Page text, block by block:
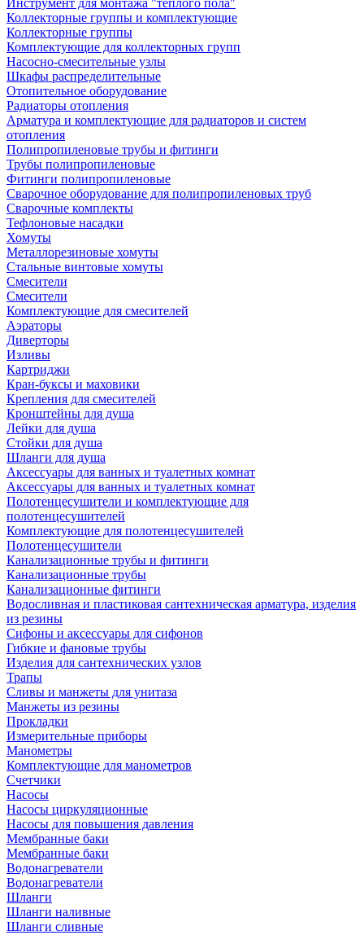
Инструмент для монтажа "теплого пола"
Коллекторные группы и комплектующие
Коллекторные группы
Комплектующие для коллекторных групп
Насосно-смесительные узлы
Шкафы распределительные
Отопительное оборудование
Радиаторы отопления
Арматура и комплектующие для радиаторов и систем
отопления
Полипропиленовые трубы и фитинги
Трубы полипропиленовые
Фитинги полипропиленовые
Сварочное оборудование для полипропиленовых труб
Сварочные комплекты
Тефлоновые насадки
Хомуты
Металлорезиновые хомуты
Стальные винтовые хомуты
Смесители
Смесители
Комплектующие для смесителей
Аэраторы
Диверторы
Изливы
Картриджи
Кран-буксы и маховики
Крепления для смесителей
Кронштейны для душа
Лейки для душа
Стойки для душа
Шланги для душа
Аксессуары для ванных и туалетных комнат
Аксессуары для ванных и туалетных комнат
Полотенцесушители и комплектующие для
полотенцесушителей
Комплектующие для полотенцесушителей
Полотенцесушители
Канализационные трубы и фитинги
Канализационные трубы
Канализационные фитинги
Водосливная и пластиковая сантехническая арматура, изделия
из резины
Сифоны и аксессуары для сифонов
Гибкие и фановые трубы
Изделия для сантехнических узлов
Трапы
Сливы и манжеты для унитаза
Манжеты из резины
Прокладки
Измерительные приборы
Манометры
Комплектующие для манометров
Счетчики
Насосы
Насосы циркуляционные
Насосы для повышения давления
Мембранные баки
Мембранные баки
Водонагреватели
Водонагреватели
Шланги
Шланги наливные
Шланги сливные